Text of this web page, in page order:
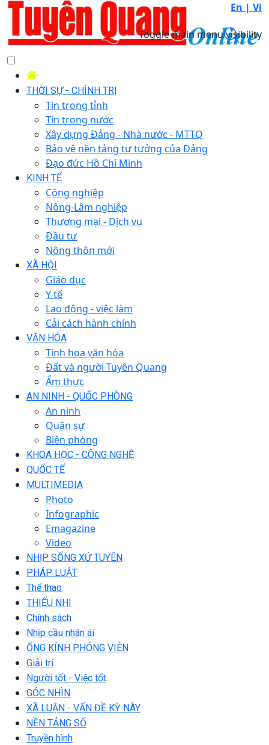
En | Vi
Toggle main menu visibility
THỜI SỰ - CHÍNH TRỊ
Tin trong tỉnh
Tin trong nước
Xây dựng Đảng - Nhà nước - MTTQ
Bảo vệ nền tảng tư tưởng của Đảng
Đạo đức Hồ Chí Minh
KINH TẾ
Công nghiệp
Nông-Lâm nghiệp
Thương mại - Dịch vụ
Đầu tư
Nông thôn mới
XÃ HỘI
Giáo dục
Y tế
Lao động - việc làm
Cải cách hành chính
VĂN HÓA
Tinh hoa văn hóa
Đất và người Tuyên Quang
Ẩm thực
AN NINH - QUỐC PHÒNG
An ninh
Quân sự
Biên phòng
KHOA HỌC - CÔNG NGHỆ
QUỐC TẾ
MULTIMEDIA
Photo
Infographic
Emagazine
Video
NHỊP SỐNG XỨ TUYÊN
PHÁP LUẬT
Thể thao
THIẾU NHI
Chính sách
Nhịp cầu nhân ái
ỐNG KÍNH PHÓNG VIÊN
Giải trí
Người tốt - Việc tốt
GÓC NHÌN
XÃ LUẬN - VẤN ĐỀ KỲ NÀY
NỀN TẢNG SỐ
Truyền hình